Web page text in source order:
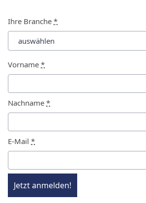
Ihre Branche *
Vorname *
Nachname *
E-Mail *
Jetzt anmelden!